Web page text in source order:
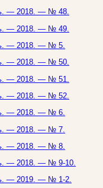
— 2018. — № 48.
— 2018. — № 49.
— 2018. — № 5.
— 2018. — № 50.
— 2018. — № 51.
— 2018. — № 52.
— 2018. — № 6.
— 2018. — № 7.
— 2018. — № 8.
— 2018. — № 9-10.
— 2019. — № 1-2.